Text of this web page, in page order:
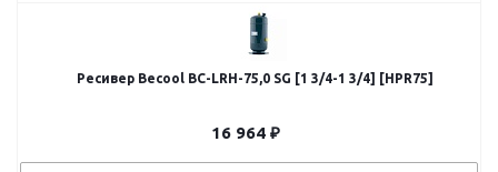
Ресивер Becool BC-LRH-75,0 SG [1 3/4-1 3/4] [HPR75]
16 964₽